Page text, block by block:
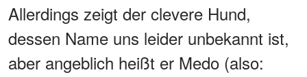
Allerdings zeigt der clevere Hund,
dessen Name uns leider unbekannt ist,
aber angeblich heißt er Medo (also: